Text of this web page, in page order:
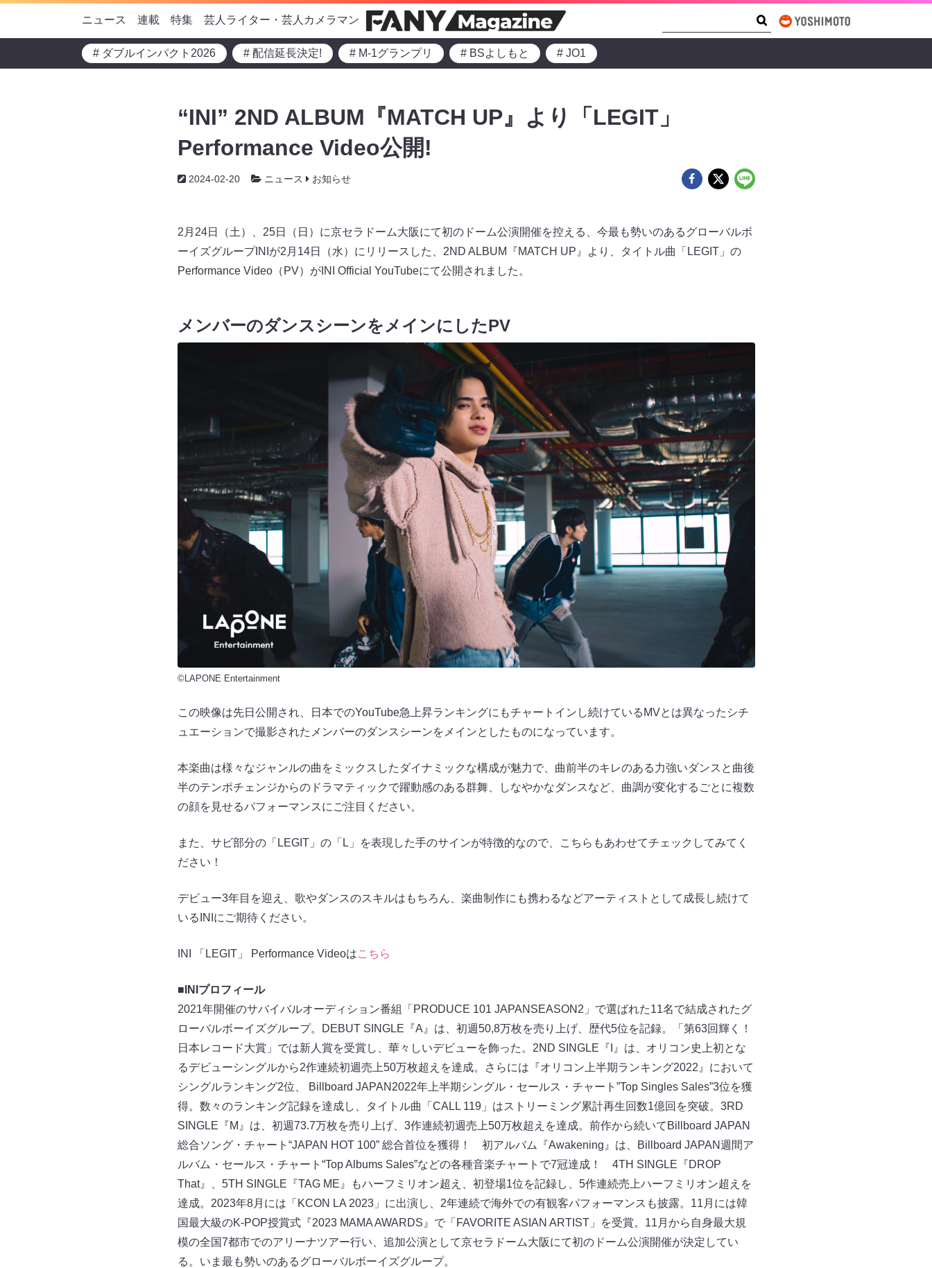
ニュース 連載 特集 芸人ライター・芸人カメラマン
# ダブルインパクト2026 # 配信延長決定! # M-1グランプリ # BSよしもと # JO1
“INI” 2ND ALBUM『MATCH UP』より「LEGIT」
Performance Video公開!
2024-02-20 ニュース お知らせ
2月24日（土）、25日（日）に京セラドーム大阪にて初のドーム公演開催を控える、今最も勢いのあるグローバルボ
ーイズグループINIが2月14日（水）にリリースした、2ND ALBUM『MATCH UP』より、タイトル曲「LEGIT」の
Performance Video（PV）がINI Official YouTubeにて公開されました。
メンバーのダンスシーンをメインにしたPV
©LAPONE Entertainment
この映像は先日公開され、日本でのYouTube急上昇ランキングにもチャートインし続けているMVとは異なったシチ
ュエーションで撮影されたメンバーのダンスシーンをメインとしたものになっています。
本楽曲は様々なジャンルの曲をミックスしたダイナミックな構成が魅力で、曲前半のキレのある力強いダンスと曲後
半のテンポチェンジからのドラマティックで躍動感のある群舞、しなやかなダンスなど、曲調が変化するごとに複数
の顔を見せるパフォーマンスにご注目ください。
また、サビ部分の「LEGIT」の「L」を表現した手のサインが特徴的なので、こちらもあわせてチェックしてみてく
ださい！
デビュー3年目を迎え、歌やダンスのスキルはもちろん、楽曲制作にも携わるなどアーティストとして成長し続けて
いるINIにご期待ください。
INI 「LEGIT」 Performance Videoはこちら
■INIプロフィール
2021年開催のサバイバルオーディション番組「PRODUCE 101 JAPANSEASON2」で選ばれた11名で結成されたグ
ローバルボーイズグループ。DEBUT SINGLE『A』は、初週50,8万枚を売り上げ、歴代5位を記録。「第63回輝く！
日本レコード大賞」では新人賞を受賞し、華々しいデビューを飾った。2ND SINGLE『I』は、オリコン史上初とな
るデビューシングルから2作連続初週売上50万枚超えを達成。さらには『オリコン上半期ランキング2022』において
シングルランキング2位、 Billboard JAPAN2022年上半期シングル・セールス・チャート”Top Singles Sales”3位を獲
得。数々のランキング記録を達成し、タイトル曲「CALL 119」はストリーミング累計再生回数1億回を突破。3RD
SINGLE『M』は、初週73.7万枚を売り上げ、3作連続初週売上50万枚超えを達成。前作から続いてBillboard JAPAN
総合ソング・チャート“JAPAN HOT 100” 総合首位を獲得！ 初アルバム『Awakening』は、Billboard JAPAN週間ア
ルバム・セールス・チャート“Top Albums Sales”などの各種音楽チャートで7冠達成！ 4TH SINGLE『DROP
That』、5TH SINGLE『TAG ME』もハーフミリオン超え、初登場1位を記録し、5作連続売上ハーフミリオン超えを
達成。2023年8月には「KCON LA 2023」に出演し、2年連続で海外での有観客パフォーマンスも披露。11月には韓
国最大級のK-POP授賞式『2023 MAMA AWARDS』で「FAVORITE ASIAN ARTIST」を受賞。11月から自身最大規
模の全国7都市でのアリーナツアー行い、追加公演として京セラドーム大阪にて初のドーム公演開催が決定してい
る。いま最も勢いのあるグローバルボーイズグループ。